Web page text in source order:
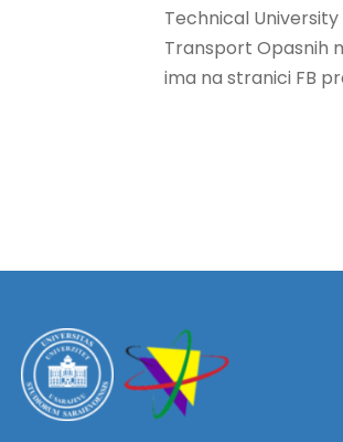
Technical University
Transport Opasnih
ima na stranici FB